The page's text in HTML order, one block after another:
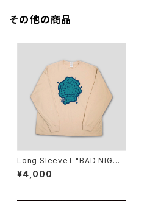
その他の商品
Long SleeveT "BAD NIGH
T"
¥4,000